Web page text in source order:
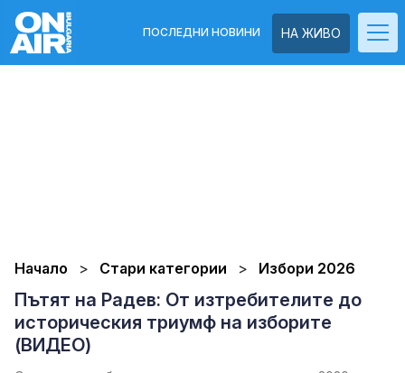
НА ЖИВО
ПОСЛЕДНИ НОВИНИ
Начало Стари категории Избори 2026
Пътят на Радев: От изтребителите до
историческия триумф на изборите
(ВИДЕО)